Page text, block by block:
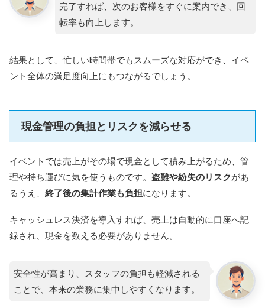
完了すれば、次のお客様をすぐに案内でき、回
転率も向上します。
結果として、忙しい時間帯でもスムーズな対応ができ、イベ
ント全体の満足度向上にもつながるでしょう。
現金管理の負担とリスクを減らせる
イベントでは売上がその場で現金として積み上がるため、管
理や持ち運びに気を使うものです。 盗難や紛失のリスクがあ
るうえ、 終了後の集計作業も負担になります。
キャッシュレス決済を導入すれば、売上は自動的に口座へ記
録され、現金を数える必要がありません。
安全性が高まり、スタッフの負担も軽減される
ことで、本来の業務に集中しやすくなります。